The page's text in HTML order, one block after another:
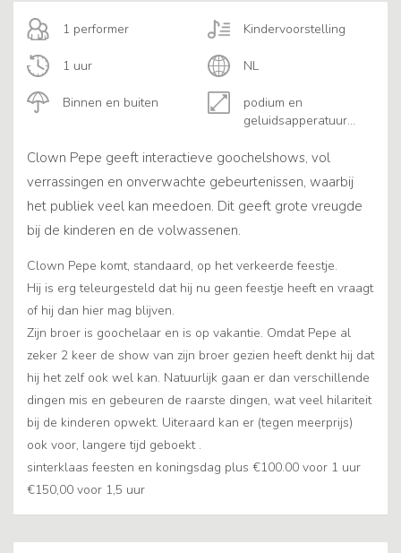
1 performer
Binnen en buiten
Kindervoorstelling
1 uur
podium en
geluidsapperatuur
NL
Clown Pepe geeft interactieve goochelshows, vol
verrassingen en onverwachte gebeurtenissen, waarbij
het publiek veel kan meedoen. Dit geeft grote vreugde
bij de kinderen en de volwassenen.
Clown Pepe komt, standaard, op het verkeerde feestje.
Hij is erg teleurgesteld dat hij nu geen feestje heeft en vraagt
of hij dan hier mag blijven.
Zijn broer is goochelaar en is op vakantie. Omdat Pepe al
zeker 2 keer de show van zijn broer gezien heeft denkt hij dat
hij het zelf ook wel kan. Natuurlijk gaan er dan verschillende
dingen mis en gebeuren de raarste dingen, wat veel hilariteit
bij de kinderen opwekt. Uiteraard kan er (tegen meerprijs)
ook voor, langere tijd geboekt .
sinterklaas feesten en koningsdag plus €100.00 voor 1 uur
€150,00 voor 1,5 uur